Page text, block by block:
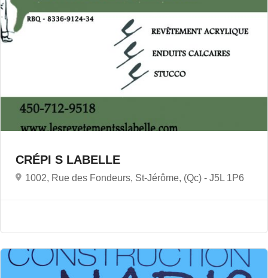
CRÉPI S LABELLE
1002, Rue des Fondeurs, St-Jérôme, (Qc) - J5L 1P6